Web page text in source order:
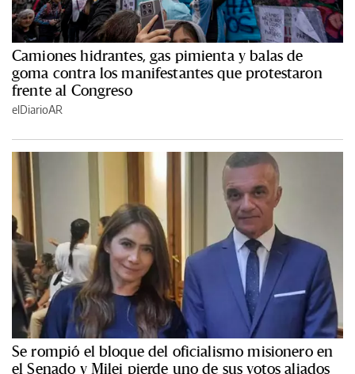
Camiones hidrantes, gas pimienta y balas de
goma contra los manifestantes que protestaron
frente al Congreso
elDiarioAR
Se rompió el bloque del oficialismo misionero en
el Senado y Milei pierde uno de sus votos aliados